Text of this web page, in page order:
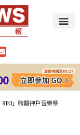
」嗨翻神戶音樂祭